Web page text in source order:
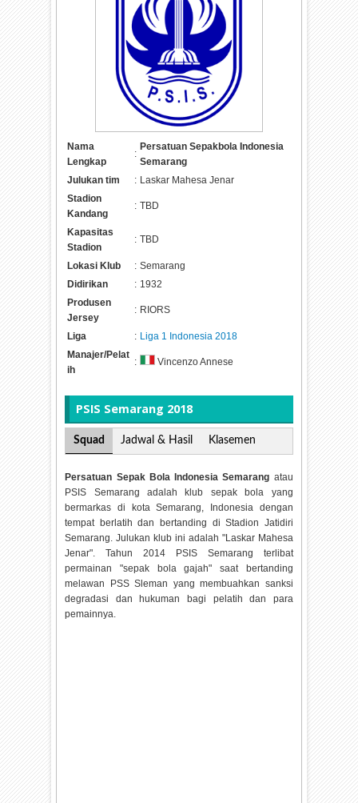
Nama
Lengkap
:
Persatuan Sepakbola Indonesia
Semarang
Julukan tim
: Laskar Mahesa Jenar
Stadion
Kandang
: TBD
Kapasitas
Stadion
: TBD
Lokasi Klub : Semarang
Didirikan
: 1932
Produsen
Jersey
: RIORS
Liga : Liga 1 Indonesia 2018
Manajer/Pelat
ih
: Vincenzo Annese
PSIS Semarang 2018
Squad Jadwal & Hasil Klasemen
Persatuan Sepak Bola Indonesia Semarang atau
PSIS Semarang adalah klub sepak bola yang
bermarkas di kota Semarang, Indonesia dengan
tempat berlatih dan bertanding di Stadion Jatidiri
Semarang. Julukan klub ini adalah "Laskar Mahesa
Jenar". Tahun 2014 PSIS Semarang terlibat
permainan "sepak bola gajah" saat bertanding
melawan PSS Sleman yang membuahkan sanksi
degradasi dan hukuman bagi pelatih dan para
pemainnya.